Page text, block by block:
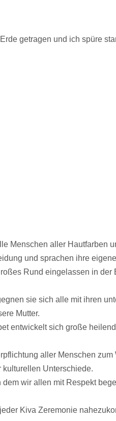
getragen und ich spüre
Menschen aller Hautfarben
und sprachen ihre
Rund eingelassen in der
sie sich alle mit ihren
Mutter.
entwickelt sich große
aller Menschen
kulturellen Unterschiede.
wir allen mit Respekt
Kiva Zeremonie